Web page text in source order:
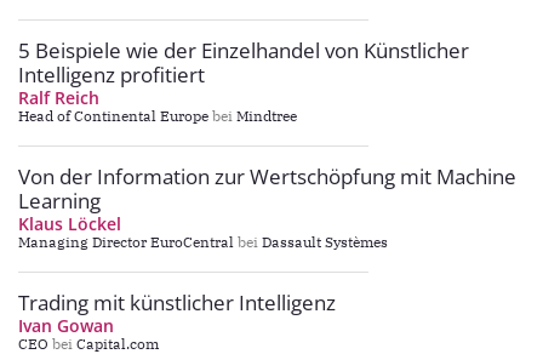
5 Beispiele wie der Einzelhandel von Künstlicher
Intelligenz profitiert
Ralf Reich
Head of Continental Europe bei Mindtree
Von der Information zur Wertschöpfung mit Machine
Learning
Klaus Löckel
Managing Director EuroCentral bei Dassault Systèmes
Trading mit künstlicher Intelligenz
Ivan Gowan
CEO bei Capital.com